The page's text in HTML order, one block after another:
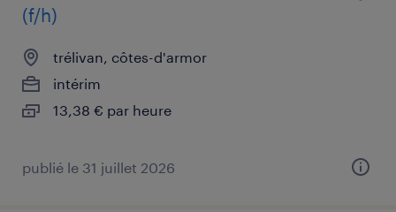
(f/h)
trélivan, côtes-d'armor
intérim
13,38 € par heure
publié le 31 juillet 2026